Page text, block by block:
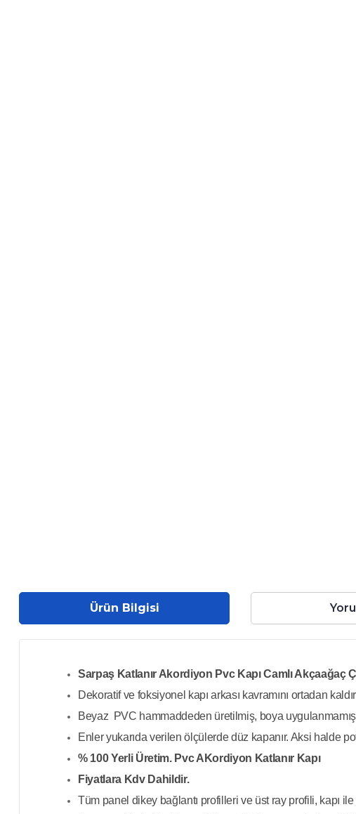
Ürün Bilgisi
Sarpaş Katlanır Akordiyon Pvc Kapı Camlı Akçaağaç
Dekoratif ve foksiyonel kapı arkası kavramını ortadan
Beyaz PVC hammaddeden üretilmiş, boya
Enler yukarıda verilen ölçülerde düz kapanır. Aksi halde
% 100 Yerli Üretim. Pvc AKordiyon Katlanır Kapı
Fiyatlara Kdv Dahildir.
Tüm panel dikey bağlantı profilleri ve üst ray profili, kapı ile